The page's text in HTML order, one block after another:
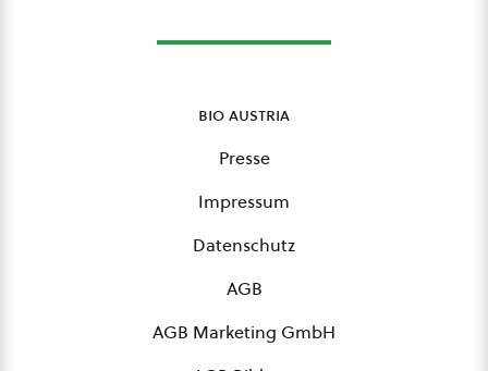
bio austria
Presse
Impressum
Datenschutz
AGB
AGB Marketing GmbH